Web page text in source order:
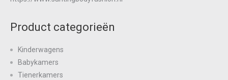
Product categorieën
Kinderwagens
Babykamers
Tienerkamers